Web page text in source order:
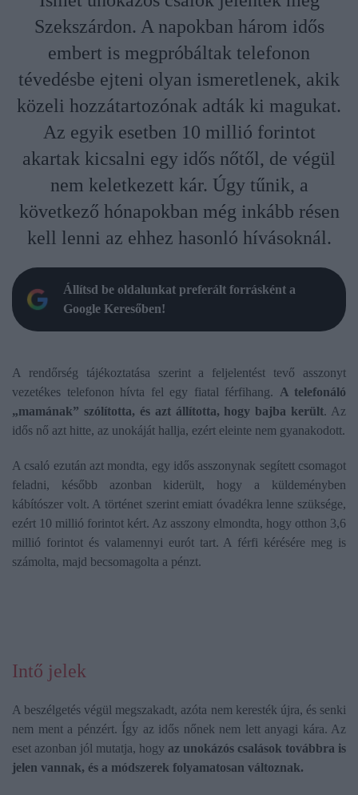
Szekszárdon. A napokban három idős
embert is megpróbáltak telefonon
tévedésbe ejteni olyan ismeretlenek, akik
közeli hozzátartozónak adták ki magukat.
Az egyik esetben 10 millió forintot
akartak kicsalni egy idős nőtől, de végül
nem keletkezett kár. Úgy tűnik, a
következő hónapokban még inkább résen
kell lenni az ehhez hasonló hívásoknál.
Állítsd be oldalunkat preferált forrásként a
Google Keresőben!
A rendőrség tájékoztatása szerint a feljelentést tevő asszonyt
vezetékes telefonon hívta fel egy fiatal férfihang. A telefonáló
„mamának” szólította, és azt állította, hogy bajba került. Az
idős nő azt hitte, az unokáját hallja, ezért eleinte nem gyanakodott.
A csaló ezután azt mondta, egy idős asszonynak segített csomagot
feladni, később azonban kiderült, hogy a küldeményben
kábítószer volt. A történet szerint emiatt óvadékra lenne szüksége,
ezért 10 millió forintot kért. Az asszony elmondta, hogy otthon 3,6
millió forintot és valamennyi eurót tart. A férfi kérésére meg is
számolta, majd becsomagolta a pénzt.
Intő jelek
A beszélgetés végül megszakadt, azóta nem keresték újra, és senki
nem ment a pénzért. Így az idős nőnek nem lett anyagi kára. Az
eset azonban jól mutatja, hogy az unokázós csalások továbbra is
jelen vannak, és a módszerek folyamatosan változnak.